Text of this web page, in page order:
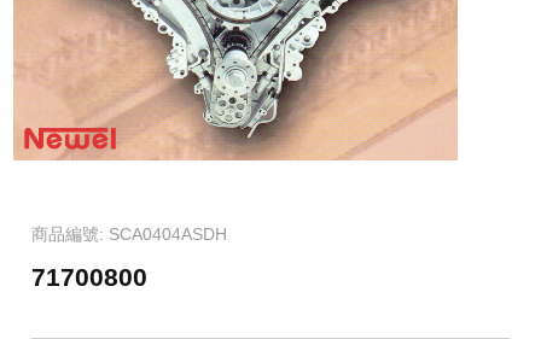
商品編號: SCA0404ASDH
71700800